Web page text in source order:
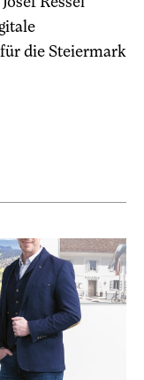
die Steiermark